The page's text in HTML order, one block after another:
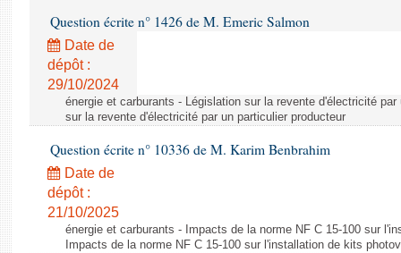
Question écrite n° 1426 de M. Emeric Salmon
Date de
dépôt :
29/10/2024
énergie et carburants - Législation sur la revente d'électricité
sur la revente d'électricité par un particulier producteur
Question écrite n° 10336 de M. Karim Benbrahim
Date de
dépôt :
21/10/2025
énergie et carburants - Impacts de la norme NF C 15-100 sur
Impacts de la norme NF C 15-100 sur l'installation de kits